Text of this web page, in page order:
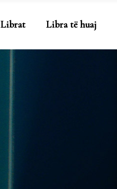
Librat Libra të huaj